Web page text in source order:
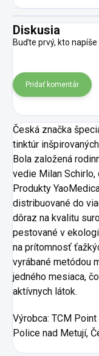
Diskusia
Buďte prvý, kto
Pridať komentár
Česká značka
tinktúr
Bola založená
vedie Milan Schirlo,
Produkty
distribuované do
dôraz na kvalitu
pestované v
na prítomnosť
vyrábané metódou
jedného mesiaca,
aktívnych látok.
Výrobca: TCM Point
Police nad Metují,